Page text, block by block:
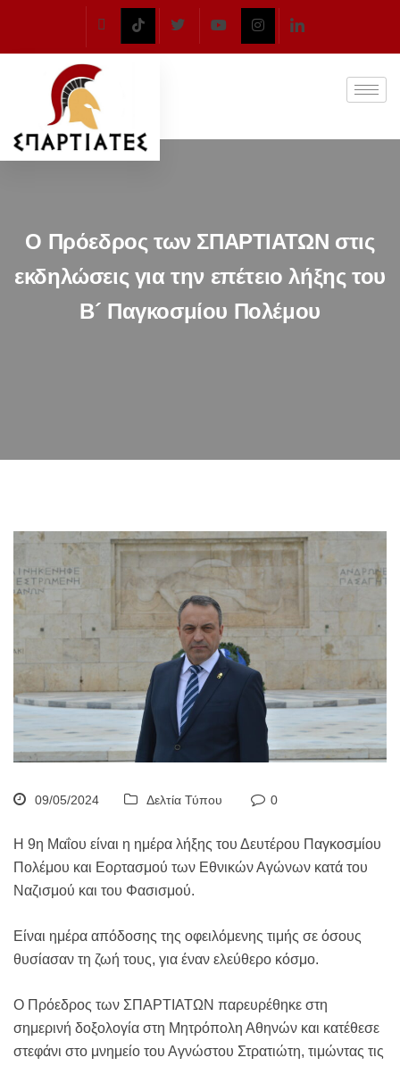
Ο Πρόεδρος των ΣΠΑΡΤΙΑΤΩΝ στις
εκδηλώσεις για την επέτειο λήξης του
Β´ Παγκοσμίου Πολέμου
09/05/2024 Δελτία Τύπου 0
Η 9η Μαΐου είναι η ημέρα λήξης του Δευτέρου Παγκοσμίου
Πολέμου και Εορτασμού των Εθνικών Αγώνων κατά του
Ναζισμού και του Φασισμού.
Είναι ημέρα απόδοσης της οφειλόμενης τιμής σε όσους
θυσίασαν τη ζωή τους, για έναν ελεύθερο κόσμο.
Ο Πρόεδρος των ΣΠΑΡΤΙΑΤΩΝ παρευρέθηκε στη
σημερινή δοξολογία στη Μητρόπολη Αθηνών και κατέθεσε
στεφάνι στο μνημείο του Αγνώστου Στρατιώτη, τιμώντας τις